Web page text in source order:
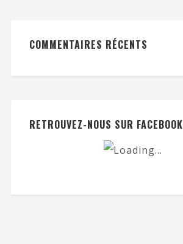
COMMENTAIRES RÉCENTS
RETROUVEZ-NOUS SUR FACEBOOK